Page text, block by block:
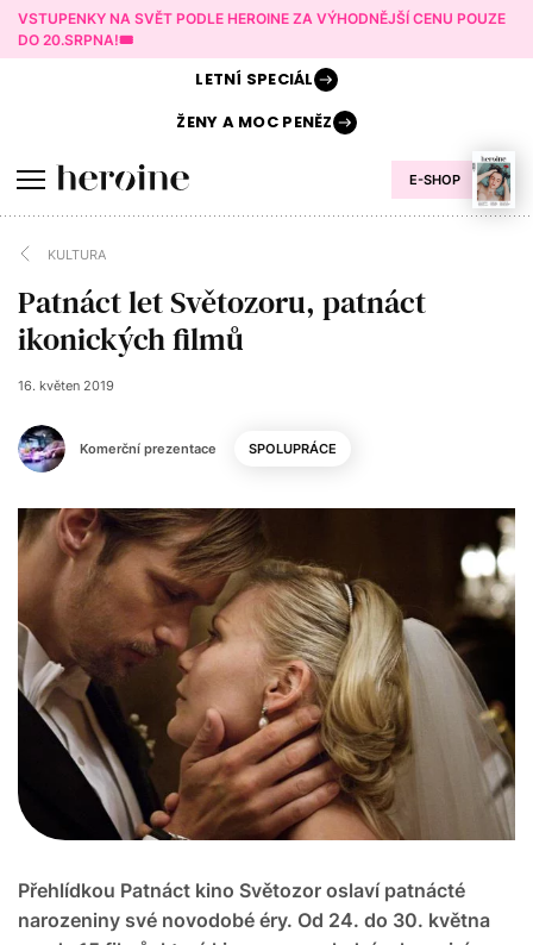
VSTUPENKY NA SVĚT PODLE HEROINE ZA VÝHODNĚJŠÍ CENU POUZE
DO 20.SRPNA!🎟️
E-SHOP
LETNÍ SPECIÁL
ŽENY AMOC PENĚZ
KULTURA
Patnáct let Světozoru, patnáct
ikonických filmů
Komerční prezentace
16. květen 2019
SPOLUPRÁCE
Přehlídkou Patnáct kino Světozor oslaví patnácté
narozeniny své novodobé éry. Od 24. do 30. května